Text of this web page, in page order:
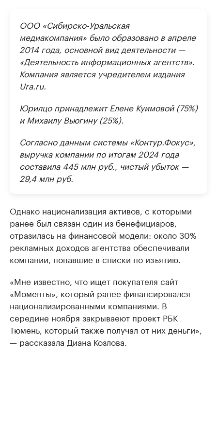
ООО «Сибирско-Уральская
медиакомпания» было образовано в апреле
2014 года, основной вид деятельности —
«Деятельность информационных агентств».
Компания является учредителем издания
Ura.ru.
Юрилцо принадлежит Елене Куимовой (75%)
и Михаилу Вьюгину (25%).
Согласно данным системы «Контур.Фокус»,
выручка компании по итогам 2024 года
составила 445 млн руб., чистый убыток —
29,4 млн руб.
Однако национализация активов, с которыми
ранее был связан один из бенефициаров,
отразилась на финансовой модели: около 30%
рекламных доходов агентства обеспечивали
компании, попавшие в списки по изъятию.
«Мне известно, что ищет покупателя сайт
«Моменты», который ранее финансировался
национализированными компаниями. В
середине ноября закрываеют проект РБК
Тюмень, который также получал от них деньги»,
— рассказала Диана Козлова.